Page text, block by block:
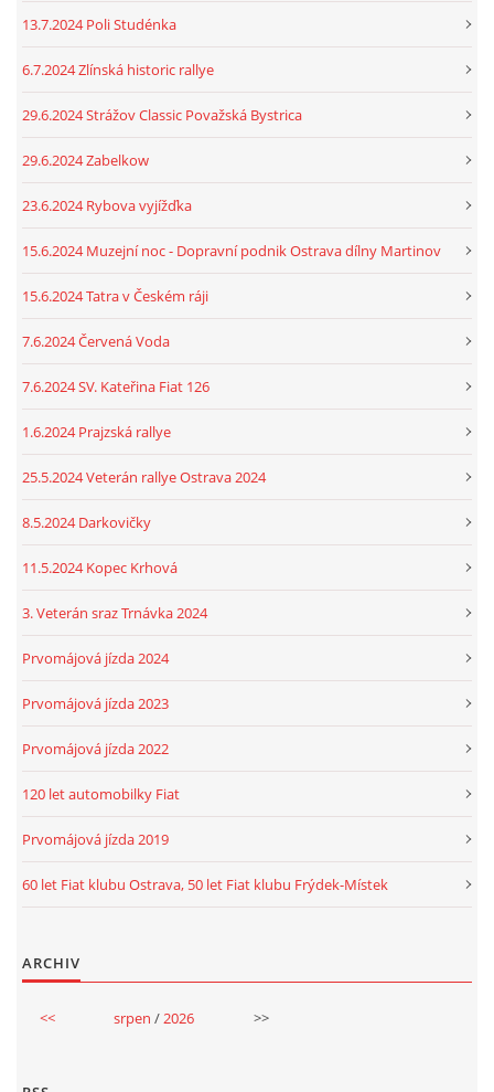
13.7.2024 Poli Studénka
6.7.2024 Zlínská historic rallye
29.6.2024 Strážov Classic Považská Bystrica
29.6.2024 Zabelkow
23.6.2024 Rybova vyjížďka
15.6.2024 Muzejní noc - Dopravní podnik Ostrava dílny Martinov
15.6.2024 Tatra v Českém ráji
7.6.2024 Červená Voda
7.6.2024 SV. Kateřina Fiat 126
1.6.2024 Prajzská rallye
25.5.2024 Veterán rallye Ostrava 2024
8.5.2024 Darkovičky
11.5.2024 Kopec Krhová
3. Veterán sraz Trnávka 2024
Prvomájová jízda 2024
Prvomájová jízda 2023
Prvomájová jízda 2022
120 let automobilky Fiat
Prvomájová jízda 2019
60 let Fiat klubu Ostrava, 50 let Fiat klubu Frýdek-Místek
ARCHIV
<< srpen /2026 >>